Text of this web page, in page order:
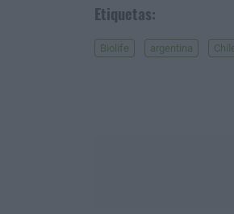
Etiquetas:
Biolife argentina